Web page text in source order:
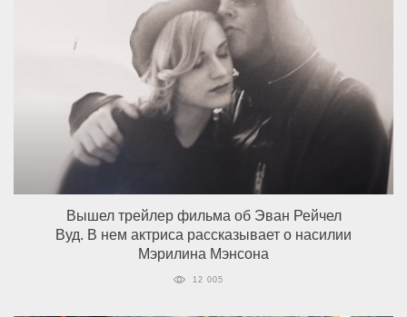
Вышел трейлер фильма об Эван Рейчел
Вуд. В нем актриса рассказывает о насилии
Мэрилина Мэнсона
12 005